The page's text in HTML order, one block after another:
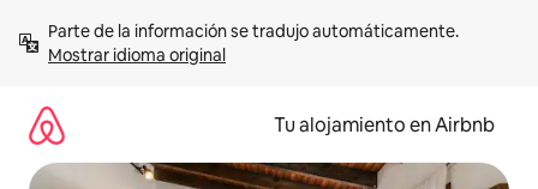
contenidoMostrar idioma original
Tu alojamiento en Airbnb